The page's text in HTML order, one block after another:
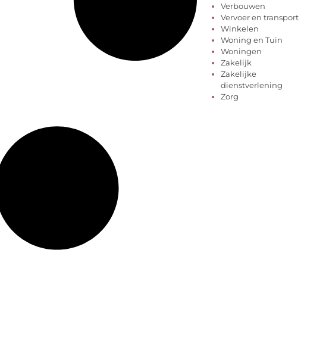
Verbouwen
Vervoer en transport
Winkelen
Woning en Tuin
Woningen
Zakelijk
Zakelijke
dienstverlening
Zorg